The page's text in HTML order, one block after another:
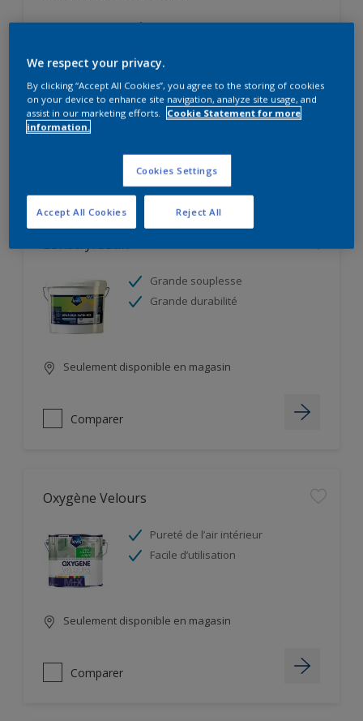
Résultat très esthétique
Résistant au lustrage
Seulement disponible en magasin
Leviscryl Satin
Grande souplesse
Grande durabilité
Seulement disponible en magasin
Comparer
Oxygène Velours
Pureté de l’air intérieur
Facile d’utilisation
Seulement disponible en magasin
Comparer
We respect your privacy.
By clicking “Accept All Cookies”, you agree to the storing of cookies
on your device to enhance site navigation, analyze site usage, and
assist in our marketing efforts.
Cookie Statement for more
information.
Cookies Settings
Reject All
Accept All Cookies